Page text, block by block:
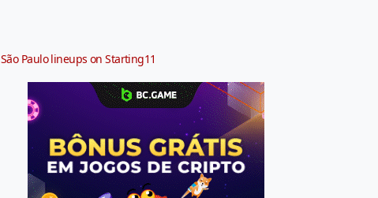
São Paulo lineups on Starting11